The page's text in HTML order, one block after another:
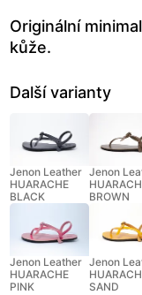
Originální
kůže.
Další varianty
Jenon Leather
HUARACHE
BLACK
Jenon
BROWN
Jenon Leather
HUARACHE
PINK
Jenon
SAND